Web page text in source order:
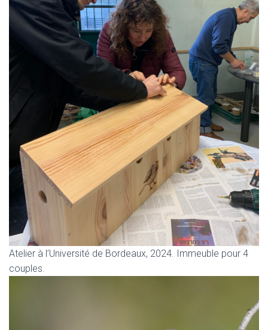
Atelier à l’Université de Bordeaux, 2024. Immeuble pour 4
couples.